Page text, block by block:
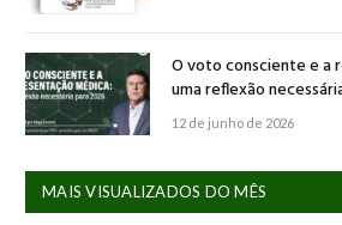
O voto consciente e a
uma reflexão
12 de junho de 2026
MAIS VISUALIZADOS DO MÊS